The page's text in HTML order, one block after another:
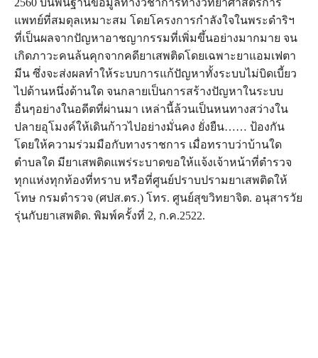
แพทย์ที่สมดุลเหมาะสม โดยโครงการกำลังใจในพระดำริฯ
ที่เป็นผลจากปัญหาอาชญากรรมที่เพิ่มขึ้นอย่างมากมาย จน
เกิดภาวะคนล้นคุกจากคดียาเสพติดโดยเฉพาะยาแอมเฟตา
มีน ซึ่งจะส่งผลทำให้ระบบการแก้ปัญหาทั้งระบบไม่บิดเบี้ยว
ไปด้านหนึ่งด้านใด จนกลายเป็นการสร้างปัญหาในระบบ
อื่นๆอย่างในอดีตที่ผ่านมา เหล่านี้ล้วนเป็นหนทางสว่างใน
ปลายอุโมงค์ให้เดินก้าวไปอย่างมั่นคง ยั่งยืน…… ป้องกัน
โดยให้ความร่วมมือกับทางราชการ เมื่อทราบว่าบ้านใด
ตำบลใด มียาเสพติดแพร่ระบาดขอให้แจ้งเจ้าหน้าที่ตำรวจ
ทุกแห่งทุกท้องที่ทราบ หรือที่ศูนย์ปราบปรามยาเสพติดให้
โทษ กรมตำรวจ (ศปส.ตร.) โทร. ศูนย์สุขวิทยาจิต. อนุสารวัย
รุ่นกับยาเสพติด. พิมพ์ครั้งที่ 2, ก.ค.2522.